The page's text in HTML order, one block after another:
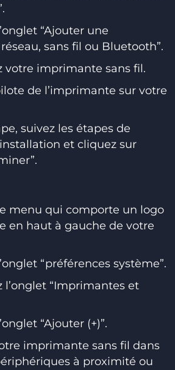
“Ajouter une
sans fil ou Bluetooth”.
votre imprimante sans fil.
de l’imprimante sur votre
suivez les étapes de
et cliquez sur
menu qui comporte un logo
en haut à gauche de votre
“préférences système”.
l’onglet “Imprimantes et
“Ajouter (+)”.
imprimante sans fil dans
à proximité ou